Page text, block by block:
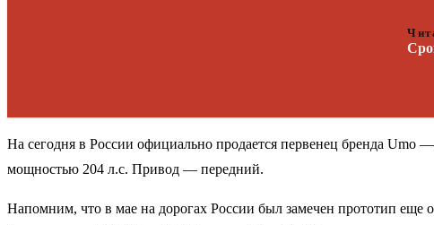
На сегодня в России официально продается первенец бренда
мощностью 204 л.с. Привод — передний.
Напомним, что в мае на дорогах России был замечен прототип